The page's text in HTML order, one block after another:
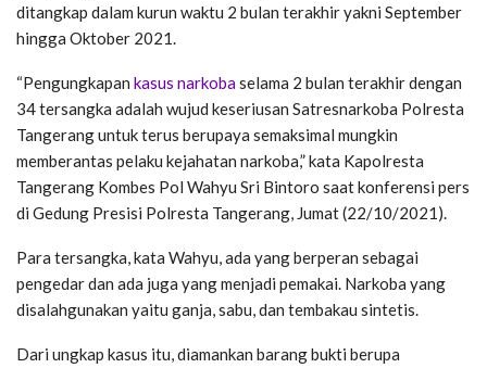
ditangkap dalam kurun waktu 2 bulan terakhir yakni September
hingga Oktober 2021.
“Pengungkapan kasus narkobaselama 2 bulan terakhir dengan
34 tersangka adalah wujud keseriusan Satresnarkoba Polresta
Tangerang untuk terus berupaya semaksimal mungkin
memberantas pelaku kejahatan narkoba,” kata Kapolresta
Tangerang Kombes Pol Wahyu Sri Bintoro saat konferensi pers
di Gedung Presisi Polresta Tangerang, Jumat (22/10/2021).
Para tersangka, kata Wahyu, ada yang berperan sebagai
pengedar dan ada juga yang menjadi pemakai. Narkoba yang
disalahgunakan yaitu ganja, sabu, dan tembakau sintetis.
Dari ungkap kasus itu, diamankan barang bukti berupa